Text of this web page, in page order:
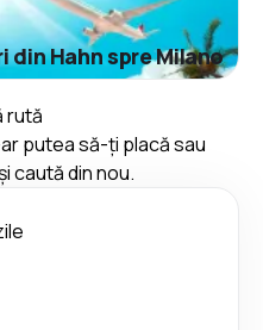
din Hahn spre Milano
rută
putea să-ți placă sau
caută din nou.